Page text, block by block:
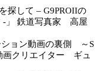
して – G9PROIIの
-」 鉄道写真家 高屋
ョン動画の裏側 ～S
画クリエイター ギュ